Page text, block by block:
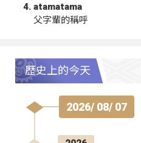
atamatama
父字輩的稱呼
歷史上的今天
2026/ 08/ 07